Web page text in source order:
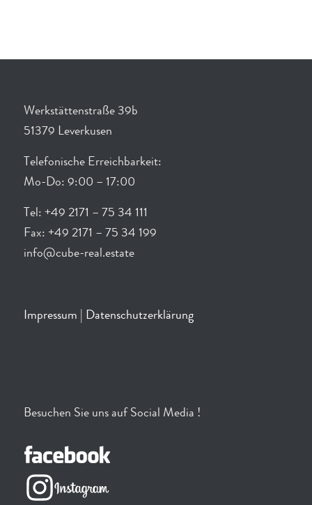
Werkstättenstraße 39b
51379 Leverkusen
Telefonische Erreichbarkeit:
Mo-Do: 9:00 – 17:00
Tel: +49 2171 – 75 34 111
Fax: +49 2171 – 75 34 199
info@cube-real.estate
Impressum Datenschutzerklärung
Besuchen Sie uns auf Social Media !